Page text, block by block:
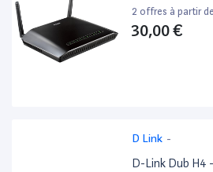
2 offres à partir
30,00 €
D Link -
D-Link Dub H4